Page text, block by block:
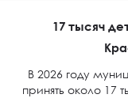
17 тысяч
В 2026 году
принять около 17